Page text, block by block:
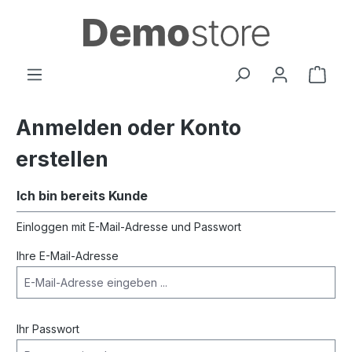
Anmelden oder Konto
erstellen
Ich bin bereits Kunde
Einloggen mit E-Mail-Adresse und Passwort
Ihre E-Mail-Adresse
Ihr Passwort